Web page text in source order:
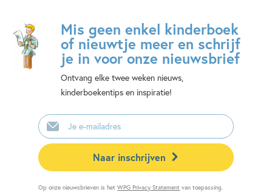
Mis geen enkel kinderboek
of nieuwtje meer en schrijf
je in voor onze nieuwsbrief
Ontvang elke twee weken nieuws,
kinderboekentips en inspiratie!
E-
mailadres
Naar inschrijven
Op onze nieuwsbrieven is hetWPG Privacy Statement van toepassing.